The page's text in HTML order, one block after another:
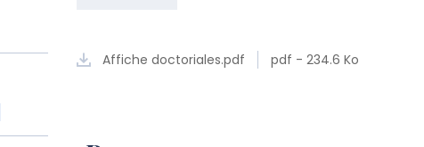
Affiche doctoriales.pdf pdf - 234.6 Ko